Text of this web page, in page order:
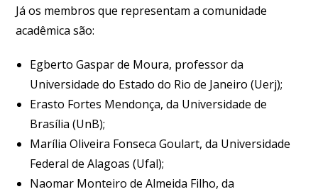
Já os membros que representam a comunidade
acadêmica são:
Egberto Gaspar de Moura, professor da
Universidade do Estado do Rio de Janeiro (Uerj);
Erasto Fortes Mendonça, da Universidade de
Brasília (UnB);
Marília Oliveira Fonseca Goulart, da Universidade
Federal de Alagoas (Ufal);
Naomar Monteiro de Almeida Filho, da